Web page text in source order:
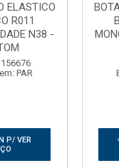
ELASTICO
R011
N38 -
PAR
P/ VER